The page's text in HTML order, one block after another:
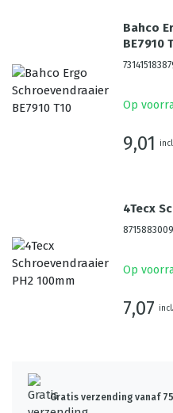
Bahco
BE7910
Op
9,01
4Tecx
Op
7,07
Gratis verzending vanaf